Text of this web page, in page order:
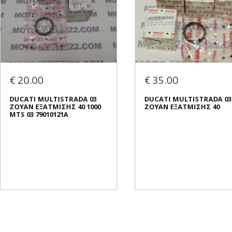
€ 20.00
DUCATI MULTISTRADA 03
ΖΟΥΑΝ ΕΞΑΤΜΙΣΗΣ 40 1000
MTS 03 79010121A
€ 35.00
DUCATI MULTISTRADA 03
ΖΟΥΑΝ ΕΞΑΤΜΙΣΗΣ 40